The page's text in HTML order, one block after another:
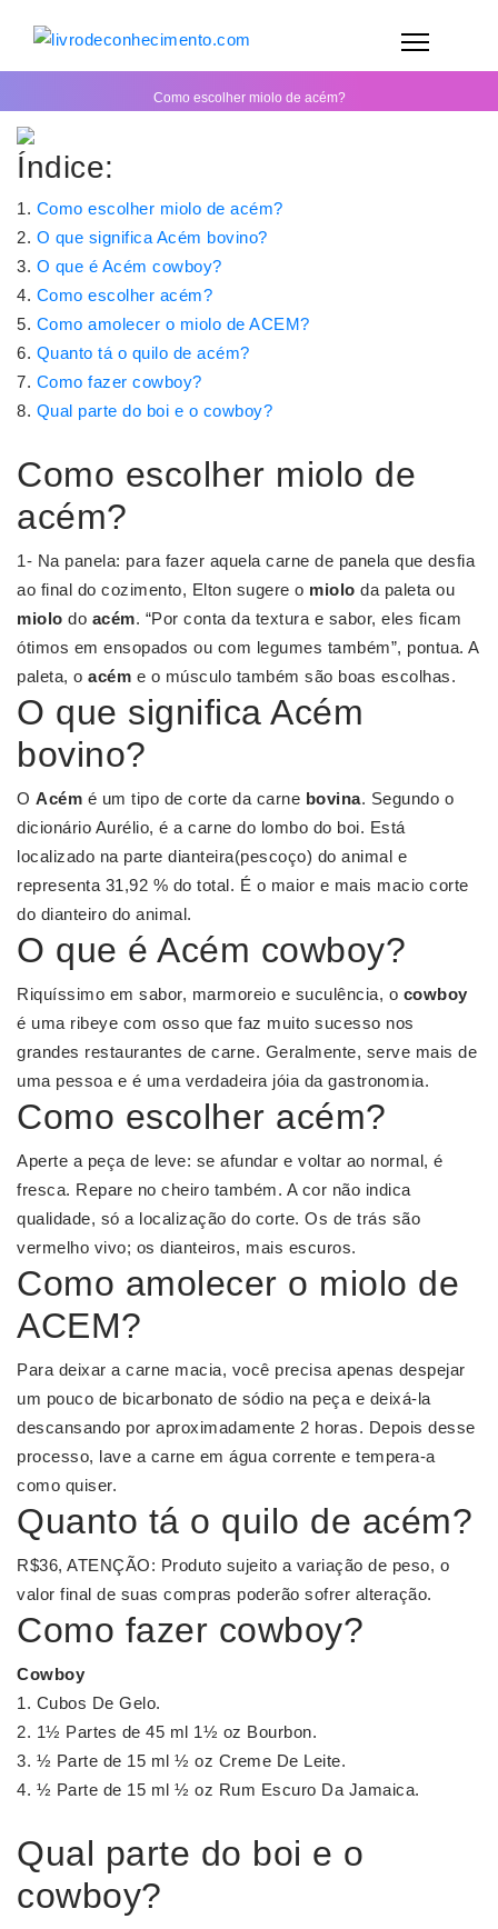
Como escolher miolo de acém?
Índice:
Como escolher miolo de acém?
O que significa Acém bovino?
O que é Acém cowboy?
Como escolher acém?
Como amolecer o miolo de ACEM?
Quanto tá o quilo de acém?
Como fazer cowboy?
Qual parte do boi e o cowboy?
Como escolher miolo de
acém?
1- Na panela: para fazer aquela carne de panela que desfia
ao final do cozimento, Elton sugere o miolo da paleta ou
miolo do acém. “Por conta da textura e sabor, eles ficam
ótimos em ensopados ou com legumes também”, pontua. A
paleta, o acém e o músculo também são boas escolhas.
O que significa Acém
bovino?
O Acém é um tipo de corte da carne bovina. Segundo o
dicionário Aurélio, é a carne do lombo do boi. Está
localizado na parte dianteira(pescoço) do animal e
representa 31,92 % do total. É o maior e mais macio corte
do dianteiro do animal.
O que é Acém cowboy?
Riquíssimo em sabor, marmoreio e suculência, o cowboy
é uma ribeye com osso que faz muito sucesso nos
grandes restaurantes de carne. Geralmente, serve mais de
uma pessoa e é uma verdadeira jóia da gastronomia.
Como escolher acém?
Aperte a peça de leve: se afundar e voltar ao normal, é
fresca. Repare no cheiro também. A cor não indica
qualidade, só a localização do corte. Os de trás são
vermelho vivo; os dianteiros, mais escuros.
Como amolecer o miolo de
ACEM?
Para deixar a carne macia, você precisa apenas despejar
um pouco de bicarbonato de sódio na peça e deixá-la
descansando por aproximadamente 2 horas. Depois desse
processo, lave a carne em água corrente e tempera-a
como quiser.
Quanto tá o quilo de acém?
R$36, ATENÇÃO: Produto sujeito a variação de peso, o
valor final de suas compras poderão sofrer alteração.
Como fazer cowboy?
Cowboy
Cubos De Gelo.
1½ Partes de 45 ml 1½ oz Bourbon.
½ Parte de 15 ml ½ oz Creme De Leite.
½ Parte de 15 ml ½ oz Rum Escuro Da Jamaica.
Qual parte do boi e o
cowboy?